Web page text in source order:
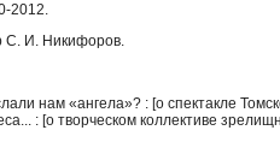
2012.
С. И. Никифоров.
нам «ангела»? : [о спектакле
: [о творческом коллективе